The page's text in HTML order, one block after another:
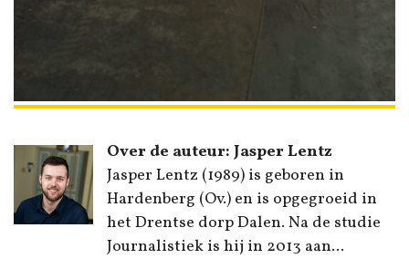
Over de auteur: Jasper Lentz
Jasper Lentz (1989) is geboren in
Hardenberg (Ov.) en is opgegroeid in
het Drentse dorp Dalen. Na de studie
Journalistiek is hij in 2013 aan...